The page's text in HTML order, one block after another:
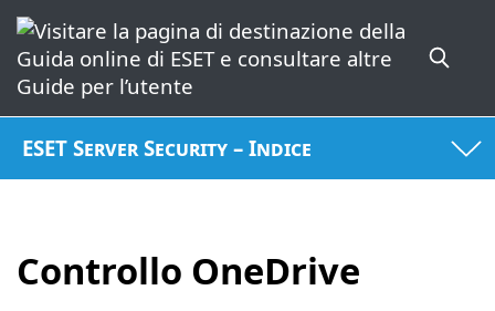
ESET Server Security – Indice
Controllo OneDrive